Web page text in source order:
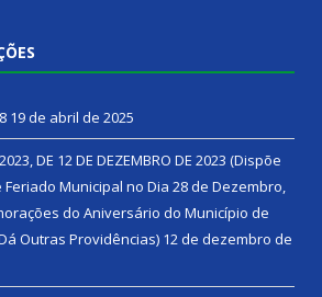
19 de abril de 2025
DE 12 DE DEZEMBRO DE 2023 (Dispõe
Municipal no Dia 28 de Dezembro,
do Aniversário do Município de
Outras Providências) 12 de dezembro de